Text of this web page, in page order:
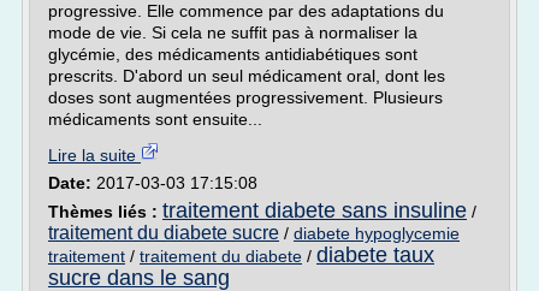
progressive. Elle commence par des adaptations du
mode de vie. Si cela ne suffit pas à normaliser la
glycémie, des médicaments antidiabétiques sont
prescrits. D'abord un seul médicament oral, dont les
doses sont augmentées progressivement. Plusieurs
médicaments sont ensuite...
Lire la suite
Date: 2017-03-03 17:15:08
Thèmes liés : traitement diabete sans insuline /
traitement du diabete sucre / diabete hypoglycemie
traitement / traitement du diabete / diabete taux
sucre dans le sang